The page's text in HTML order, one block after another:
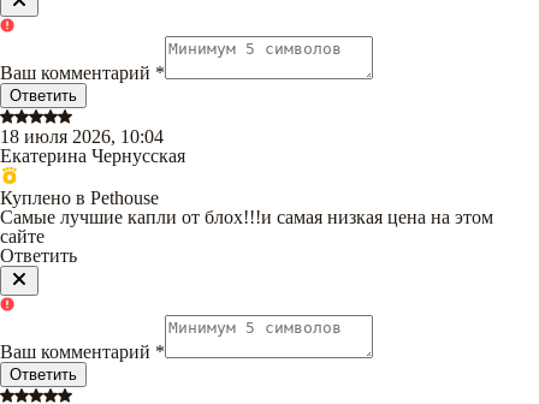
Ваш комментарий *
Ответить
18 июля 2026, 10:04
Екатерина Чернусская
Куплено в Pethouse
Самые лучшие капли от блох!!!и самая низкая цена на этом
сайте
Ответить
Ваш комментарий *
Ответить